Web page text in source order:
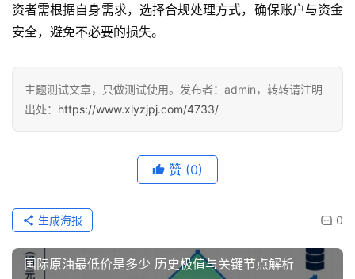
原
油
播
室
国
国
际
期
资者需根据自身需求，选择合规处理方式，确保账户与资金
安全，避免不必要的损失。
主题测试文章，只做测试使用。发布者：admin，转转请注明
出处： https://www.xlyzjpj.com/4733/
赞 (0)
0
生成海报
国际原油最低价是多少 历史极值与关键节点解析